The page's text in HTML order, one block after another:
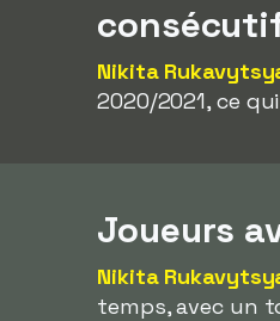
Nikita
2020/2021, ce
Joueurs
Nikita
temps, avec un